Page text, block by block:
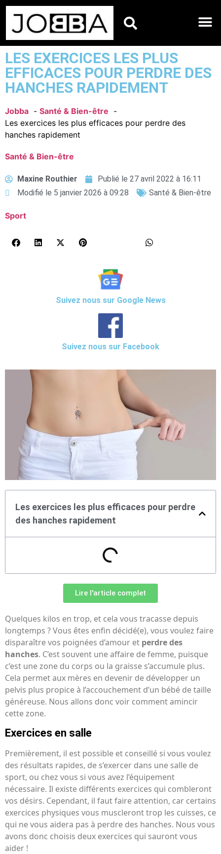
LES EXERCICES LES PLUS
EFFICACES POUR PERDRE DES
HANCHES RAPIDEMENT
Jobba
Santé & Bien-être
Les exercices les plus efficaces pour perdre des
hanches rapidement
Santé & Bien-être
Maxine Routhier Publié le 27 avril 2022 à 16:11
Modifié le 5 janvier 2026 à 09:28
Santé & Bien-être
Sport
Suivez nous sur Google News
Suivez nous sur Facebook
Les exercices les plus efficaces pour perdre
des hanches rapidement
Lire l'article complet
Quelques kilos en trop, et cela vous tracasse depuis
longtemps ? Vous êtes enfin décidé(e), vous voulez faire
disparaître vos poignées d’amour et perdre des
hanches. C’est souvent une affaire de femme, puisque
c’est une zone du corps ou la graisse s’accumule plus.
Cela permet aux mères en devenir de développer un
pelvis plus propice à l’accouchement d’un bébé de taille
généreuse. Nous allons donc voir comment amincir
cette zone.
Exercices en salle
Premièrement, il est possible et conseillé si vous voulez
des résultats rapides, de s’exercer dans une salle de
sport, ou chez vous si vous avez l’équipement
nécessaire. Il existe différents exercices qui combleront
vos désirs. Cependant, il faut faire attention, car certains
exercices physiques vous muscleront trop les cuisses, ce
qui ne vous aidera pas à perdre des hanches. Nous vous
avons donc choisis deux exercices qui sauront vous
aider !